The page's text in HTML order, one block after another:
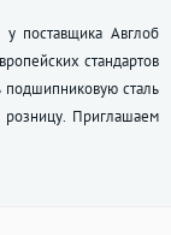
поставщика Авглоб
стандартов
подшипниковую сталь
Приглашаем